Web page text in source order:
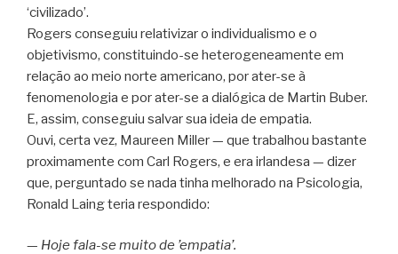
‘civilizado’.
Rogers conseguiu relativizar o individualismo e o
objetivismo, constituindo-se heterogeneamente em
relação ao meio norte americano, por ater-se à
fenomenologia e por ater-se a dialógica de Martin Buber.
E, assim, conseguiu salvar sua ideia de empatia.
Ouvi, certa vez, Maureen Miller — que trabalhou bastante
proximamente com Carl Rogers, e era irlandesa — dizer
que, perguntado se nada tinha melhorado na Psicologia,
Ronald Laing teria respondido:
— Hoje fala-se muito de ’empatia’.